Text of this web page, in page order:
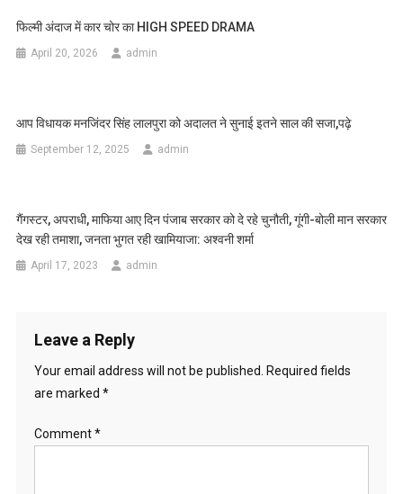
फिल्मी अंदाज में कार चोर का HIGH SPEED DRAMA
April 20, 2026 admin
आप विधायक मनजिंदर सिंह लालपुरा को अदालत ने सुनाई इतने साल की सजा,पढ़े
September 12, 2025 admin
गैंगस्टर, अपराधी, माफिया आए दिन पंजाब सरकार को दे रहे चुनौती, गूंगी-बोली मान सरकार
देख रही तमाशा, जनता भुगत रही खामियाजा: अश्वनी शर्मा
April 17, 2023 admin
Leave a Reply
Your email address will not be published.
Required fields
are marked *
Comment*